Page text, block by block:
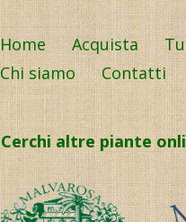
Home Acquista
Chi siamo
Contatti
Cerchi altre piante